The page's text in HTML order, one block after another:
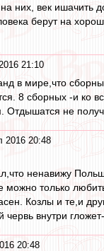
них, век ишачить
берут на
21:10
в мире,что
8 сборных -и ко
Отдышатся не
2016 20:48
ненавижу
можно только
Козлы и те,и
червь внутри
20:48